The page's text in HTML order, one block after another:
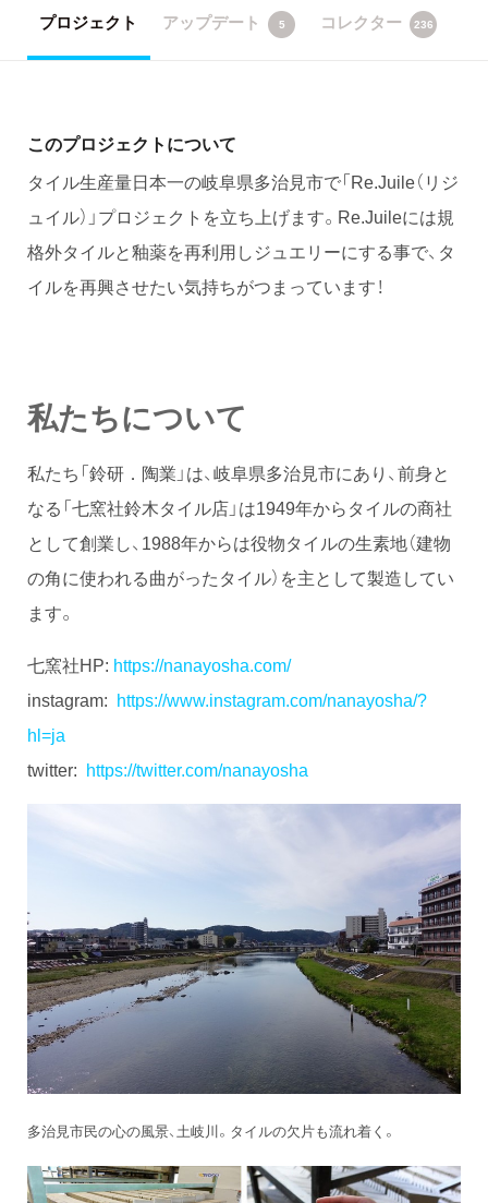
プロジェクト アップデート 5 コレクター 236
このプロジェクトについて
タイル生産量日本一の岐阜県多治見市で「Re.Juile（リジ
ュイル）」プロジェクトを立ち上げます。Re.Juileには規
格外タイルと釉薬を再利用しジュエリーにする事で、タ
イルを再興させたい気持ちがつまっています！
私たちについて
私たち「鈴研．陶業」は、岐阜県多治見市にあり、前身と
なる「七窯社鈴木タイル店」は1949年からタイルの商社
として創業し、1988年からは役物タイルの生素地（建物
の角に使われる曲がったタイル）を主として製造してい
ます。
七窯社HP: https://nanayosha.com/
instagram: https://www.instagram.com/nanayosha/?
hl=ja
twitter: https://twitter.com/nanayosha
多治見市民の心の風景、土岐川。タイルの欠片も流れ着く。